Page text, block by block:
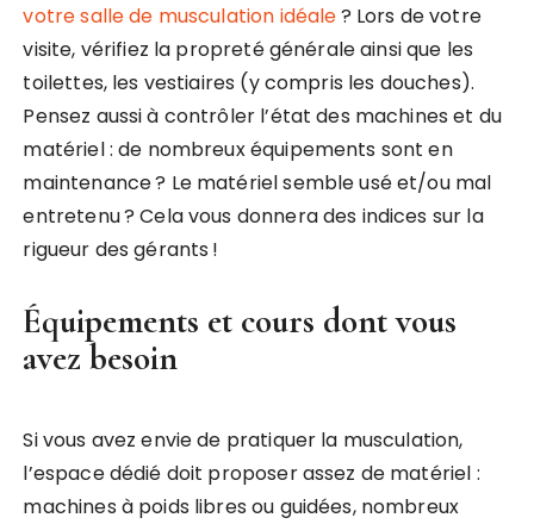
votre salle de musculation idéale? Lors de votre
visite, vérifiez la propreté générale ainsi que les
toilettes, les vestiaires (y compris les douches).
Pensez aussi à contrôler l’état des machines et du
matériel : de nombreux équipements sont en
maintenance ? Le matériel semble usé et/ou mal
entretenu ? Cela vous donnera des indices sur la
rigueur des gérants !
Équipements et cours dont vous
avez besoin
Si vous avez envie de pratiquer la musculation,
l’espace dédié doit proposer assez de matériel :
machines à poids libres ou guidées, nombreux